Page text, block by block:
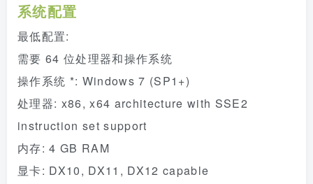
系统配置
最低配置:
需要 64 位处理器和操作系统
操作系统 *: Windows 7 (SP1+)
处理器: x86, x64 architecture with SSE2
instruction set support
内存: 4 GB RAM
显卡: DX10, DX11, DX12 capable